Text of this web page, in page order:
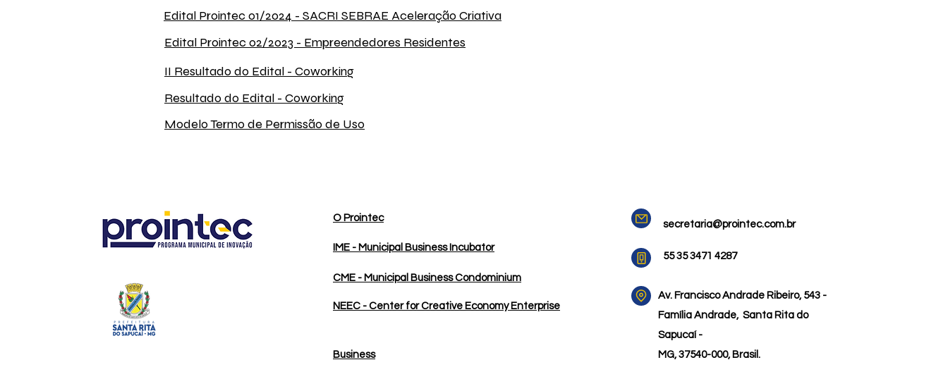
Edital Prointec 01/2024 - SACRI SEBRAE Aceleração Criativa
Edital Prointec 02/2023 - Empreendedores Residentes
II Resultado do Edital - Coworking
Resultado do Edital - Coworking
Modelo Termo de Permissão de Uso
O Prointec
IME - Municipal Business Incubator
CME - Municipal Business Condominium
NEEC - Center for Creative Economy Enterprise
Business
secretaria@prointec.com.br
55 35 3471 4287
Av. Francisco Andrade Ribeiro, 543 -
Família Andrade, Santa Rita do
Sapucaí -
MG, 37540-000, Brasil.